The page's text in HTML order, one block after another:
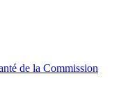
de la Commission